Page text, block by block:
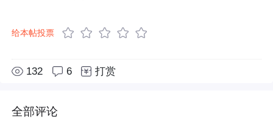
给本帖投票
132 6 打赏
全部评论